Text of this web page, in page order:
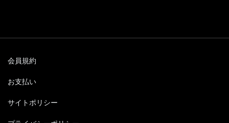
会員規約
お支払い
サイトポリシー